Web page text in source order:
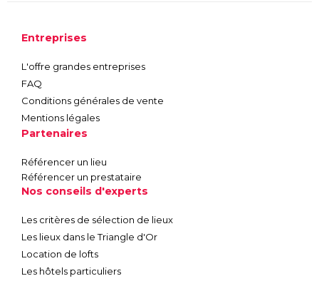
Entreprises
L'offre grandes entreprises
FAQ
Conditions générales de vente
Mentions légales
Partenaires
Référencer un lieu
Référencer un prestataire
Nos conseils d'experts
Les critères de sélection de lieux
Les lieux dans le Triangle d'Or
Location de lofts
Les hôtels particuliers